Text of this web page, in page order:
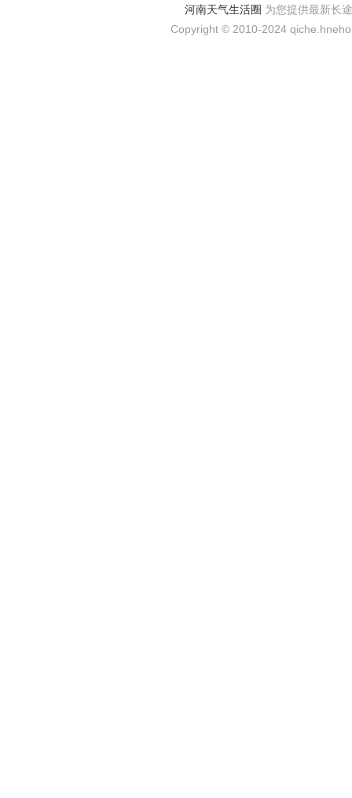
河南天气生活圈 为您提供最新长
Copyright © 2010-2024